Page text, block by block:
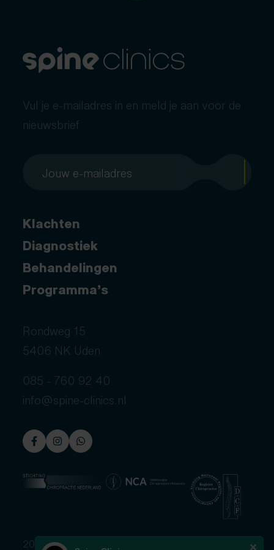
Vul je e-mailadres in en meld je aan voor de
nieuwsbrief
Klachten
Diagnostiek
Behandelingen
Programma’s
Rondweg 15
5406 NK Uden
085 - 760 92 40
info@spine-clinics.nl
2026 © Spine Clinics